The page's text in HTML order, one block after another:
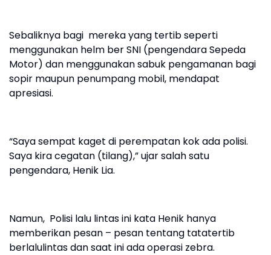
Sebaliknya bagi mereka yang tertib seperti
menggunakan helm ber SNI (pengendara Sepeda
Motor) dan menggunakan sabuk pengamanan bagi
sopir maupun penumpang mobil, mendapat
apresiasi.
“Saya sempat kaget di perempatan kok ada polisi.
Saya kira cegatan (tilang),” ujar salah satu
pengendara, Henik Lia.
Namun, Polisi lalu lintas ini kata Henik hanya
memberikan pesan – pesan tentang tatatertib
berlalulintas dan saat ini ada operasi zebra.